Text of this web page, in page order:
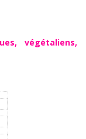
végétaliens,